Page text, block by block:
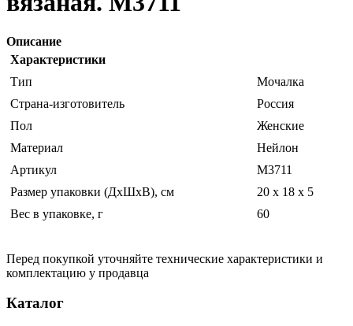
Описание
Характеристики
Тип
Мочалка
Страна-изготовитель
Россия
Пол
Женские
Материал
Нейлон
Артикул
М3711
Размер упаковки (ДхШхВ), см
20 x 18 x 5
Вес в упаковке, г
60
Перед покупкой уточняйте технические характеристики и
комплектацию у продавца
Каталог